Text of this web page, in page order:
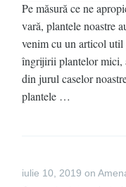
Pe măsură ce ne
vară, plantele noastre
venim cu un articol
îngrijirii plantelor
din jurul caselor
plantele …
iulie 10, 2019 on